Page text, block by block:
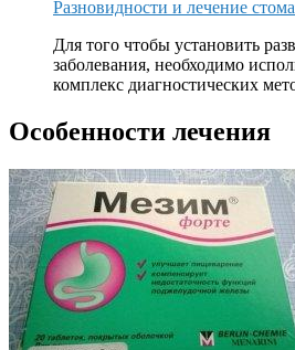
Разновидности и лечение
Для того чтобы установить
заболевания, необходимо
комплекс диагностических
Особенности лечения